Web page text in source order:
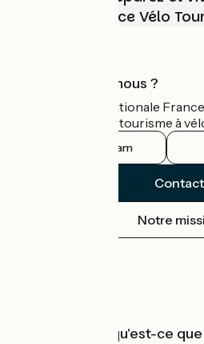
vélo avec France Vélo
Qui sommes-nous ?
L'association nationale
guide officiel du tourisme à
Instagram
Contact
Notre
Accueil Vélo qu'est-ce